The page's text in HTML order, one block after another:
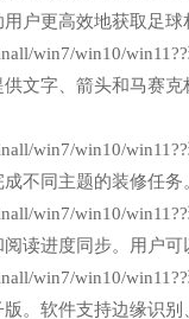
户更高效地获取足球
win7/win10/
文字、箭头和马赛
win7/win10/
不同主题的装修任
win7/win10/
读进度同步。用户
win7/win10/
。软件支持边缘识